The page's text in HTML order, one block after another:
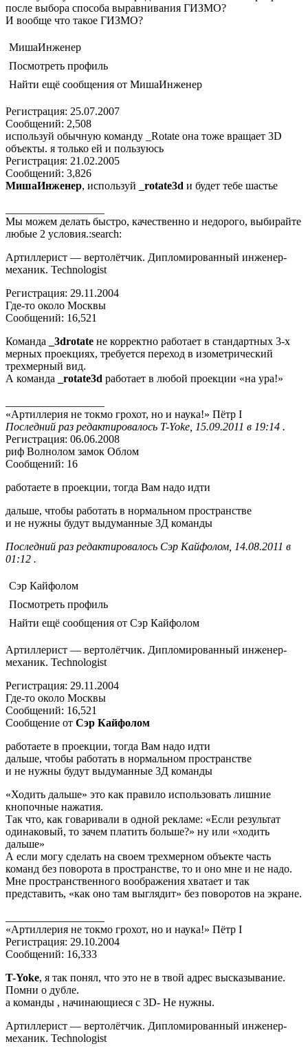
после выбора способа выравнивания ГИЗМО?
И вообще что такое ГИЗМО?
МишаИнженер
Посмотреть профиль
Найти ещё сообщения от МишаИнженер
Регистрация: 25.07.2007
Сообщений: 2,508
используй обычную команду _Rotate она тоже вращает 3D
объекты. я только ей и пользуюсь
Регистрация: 21.02.2005
Сообщений: 3,826
МишаИнженер, используй _rotate3d и будет тебе шастье
Мы можем делать быстро, качественно и недорого, выбирайте
любые 2 условия.:search:
Артиллерист — вертолётчик. Дипломированный инженер-
механик. Technologist
Регистрация: 29.11.2004
Где-то около Москвы
Сообщений: 16,521
Команда
_3drotate не корректно работает в стандартных 3-х
мерных проекциях, требуется переход в изометрический
трехмерный вид.
А команда
_rotate3d работает в любой проекции «на ура!»
«Артиллерия не токмо грохот, но и наука!» Пётр I
Последний раз редактировалось T-Yoke, 15.09.2011 в 19:14 .
Регистрация: 06.06.2008
риф Волнолом замок Облом
Сообщений: 16
работаете в проекции, тогда Вам надо идти
дальше, чтобы работать в нормальном пространстве
и не нужны будут выдуманные 3Д команды
Последний раз редактировалось Сэр Кайфолом, 14.08.2011 в
01:12 .
Сэр Кайфолом
Посмотреть профиль
Найти ещё сообщения от Сэр Кайфолом
Артиллерист — вертолётчик. Дипломированный инженер-
механик. Technologist
Регистрация: 29.11.2004
Где-то около Москвы
Сообщений: 16,521
Сообщение от Сэр Кайфолом
работаете в проекции, тогда Вам надо идти
дальше, чтобы работать в нормальном пространстве
и не нужны будут выдуманные 3Д команды
«Ходить дальше» это как правило использовать лишние
кнопочные нажатия.
Так что, как говаривали в одной рекламе: «Если результат
одинаковый, то зачем платить больше?» ну или «ходить
дальше»
А если могу сделать на своем трехмерном объекте часть
команд без поворота в пространстве, то и оно мне и не надо.
Мне пространственного воображения хватает и так
представить, «как оно там выглядит» без поворотов на экране.
«Артиллерия не токмо грохот, но и наука!» Пётр I
Регистрация: 29.10.2004
Сообщений: 16,333
T-Yoke, я так понял, что это не в твой адрес высказывание.
Помни о дубле.
а команды , начинающиеся с 3D- Не нужны.
Артиллерист — вертолётчик. Дипломированный инженер-
механик. Technologist